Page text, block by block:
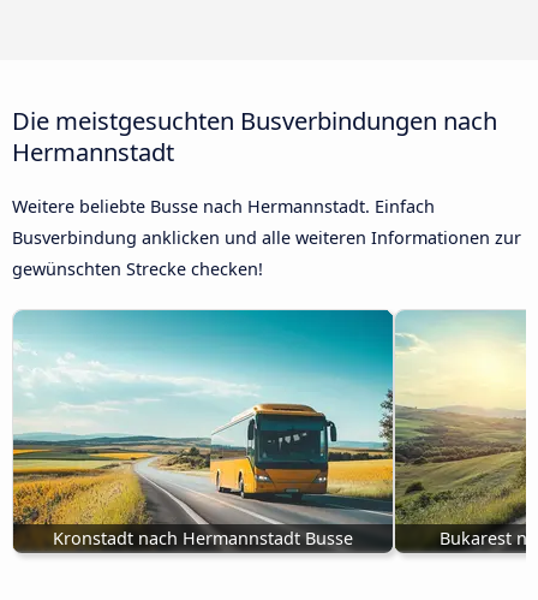
Die meistgesuchten Busverbindungen nach
Hermannstadt
Weitere beliebte Busse nach Hermannstadt. Einfach
Busverbindung anklicken und alle weiteren Informationen zur
gewünschten Strecke checken!
Kronstadt nach Hermannstadt Busse Bukarest